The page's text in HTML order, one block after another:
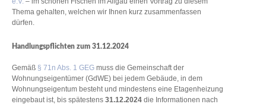
Thema gehalten, welchen wir Ihnen kurz zusammenfassen
dürfen.
Handlungspflichten zum 31.12.2024
Gemäß § 71n Abs. 1 GEG muss die Gemeinschaft der
Wohnungseigentümer (GdWE) bei jedem Gebäude, in dem
Wohnungseigentum besteht und mindestens eine Etagenheizung
eingebaut ist, bis spätestens 31.12.2024 die Informationen nach